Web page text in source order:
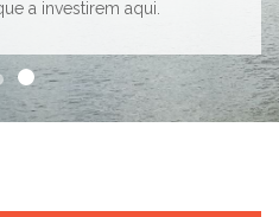
a investirem aqui.